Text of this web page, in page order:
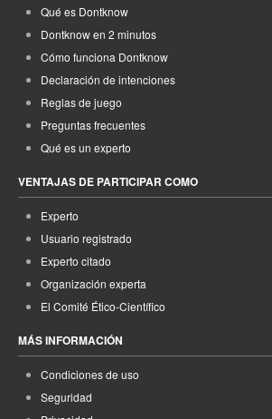
Qué es Dontknow
Dontknow en 2 minutos
Cómo funciona Dontknow
Declaración de intenciones
Reglas de juego
Preguntas frecuentes
Qué es un experto
VENTAJAS DE PARTICIPAR COMO
Experto
Usuario registrado
Experto citado
Organización experta
El Comité Ético-Científico
MÁS INFORMACIÓN
Condiciones de uso
Seguridad